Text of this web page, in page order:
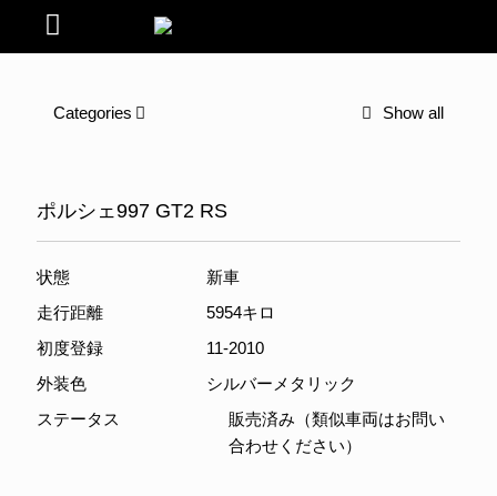
Categories Show all
ポルシェ997 GT2 RS
状態
新車
走行距離
5954キロ
初度登録
11-2010
外装色
シルバーメタリック
ステータス
販売済み（類似車両はお問い
合わせください）